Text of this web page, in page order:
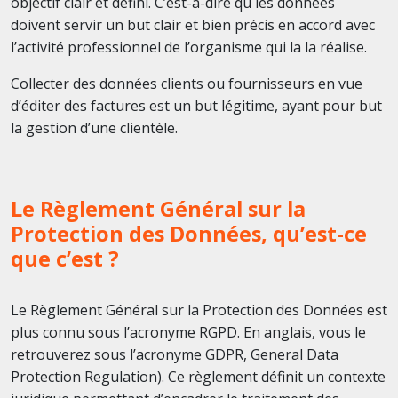
doivent servir un but clair et bien précis en accord avec
l’activité professionnel de l’organisme qui la la réalise.
Collecter des données clients ou fournisseurs en vue
d’éditer des factures est un but légitime, ayant pour but
la gestion d’une clientèle.
Le Règlement Général sur la
Protection des Données, qu’est-ce
que c’est ?
Le Règlement Général sur la Protection des Données est
plus connu sous l’acronyme RGPD. En anglais, vous le
retrouverez sous l’acronyme GDPR, General Data
Protection Regulation). Ce règlement définit un contexte